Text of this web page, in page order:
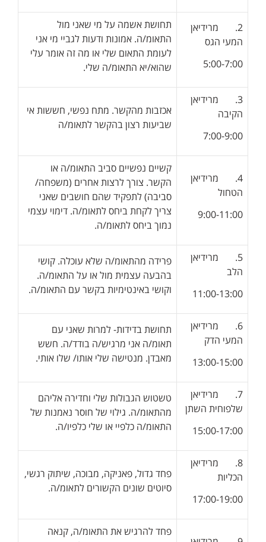
2. מרידיאן
המעי הגס
5:00-7:00
תחושת אשמה על מי שאני מול
התאומ/ה. אמונות ודעות לגביי מי אני
לעומת התאום שלי או מה זה אומר עלי
שהוא/יא התאומ/ה שלי.
3. מרידיאן
הקיבה
7:00-9:00
אכזבות מהקשר. מתח נפשי, חששות אי
שביעות רצון בהקשר לתאומ/ה
4. מרידיאן
הטחול
9:00-11:00
קשיים נפשיים סביב התאומ/ה או
הקשר. צורך לרצות אחרים (משפחה/
סביבה) לתפקיד שהם חושבים שאני
צריך לקחת ביחס לתאומ/ה. דימוי עצמי
נמוך ביחס לתאומ/ה.
5. מרידיאן
הלב
11:00-13:00
פרידה מהתאומ/ה שלא עוכלה. קושי
בהבעה עצמית מול או על התאומ/ה.
וקושי באינטימיות בקשר עם התאומ/ה.
6. מרידיאן
המעי הדק
13:00-15:00
תחושת בדידות- למרות שאני עם
תאומ/ה אני מרגיש/ה בודד/ה. חשש
מאבדן. מנטישה שלי אותו/ שלו אותי.
7. מרידיאן
שלפוחית השתן
15:00-17:00
טשטוש הגבולות שלי וחדירה אליהם
מהתאומ/ה. גילוי של חוסר נאמנות של
התאומ/ה כלפיי או שלי כלפיו/ה.
8. מרידיאן
הכליות
17:00-19:00
פחד גדול, פאניקה, מבוכה, שיתוק רגשי,
סיוטים שונים הקשורים לתאומ/ה.
פחד להרגיש את התאומ/ה, קנאה